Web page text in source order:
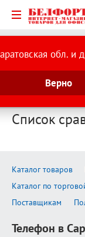
обл. и
Верно
Каталог товаров
Сравнение
Список
Каталог товаров
Каталог по
Поставщикам
Телефон в